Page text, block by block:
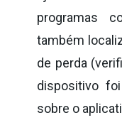
programas
também
de perda
dispositivo
sobre o